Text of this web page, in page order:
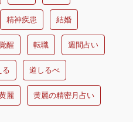
精神疾患 結婚
醒 転職 週間占い
る 道しるべ
麗 黄麗の精密月占い